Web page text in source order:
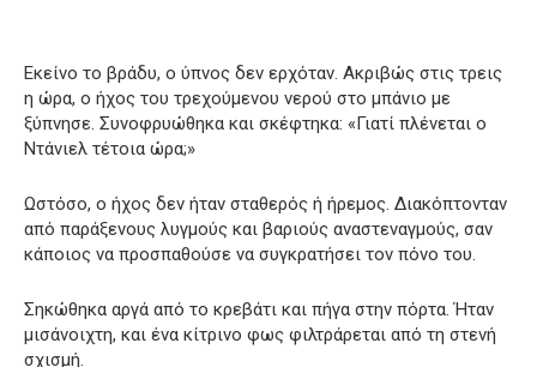
Εκείνο το βράδυ, ο ύπνος δεν ερχόταν. Ακριβώς στις τρεις
η ώρα, ο ήχος του τρεχούμενου νερού στο μπάνιο με
ξύπνησε. Συνοφρυώθηκα και σκέφτηκα: «Γιατί πλένεται ο
Ντάνιελ τέτοια ώρα;»
Ωστόσο, ο ήχος δεν ήταν σταθερός ή ήρεμος. Διακόπτονταν
από παράξενους λυγμούς και βαριούς αναστεναγμούς, σαν
κάποιος να προσπαθούσε να συγκρατήσει τον πόνο του.
Σηκώθηκα αργά από το κρεβάτι και πήγα στην πόρτα. Ήταν
μισάνοιχτη, και ένα κίτρινο φως φιλτράρεται από τη στενή
σχισμή.